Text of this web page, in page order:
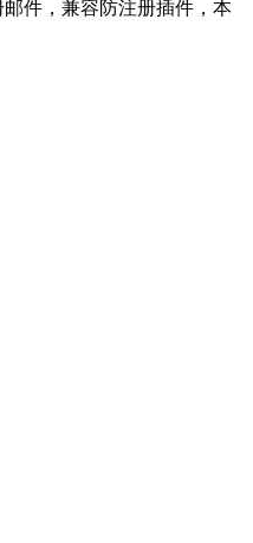
件，兼容防注册插件，本